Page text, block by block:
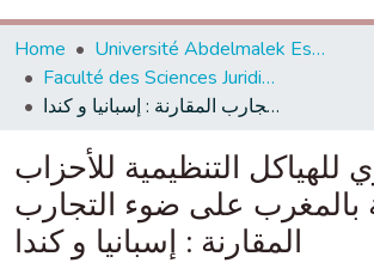
Home
Université Abdelmalek Essaadi - Tétouan
Faculté des Sciences Juridiques, Economiques et Sociales - Tanger
البعد الجهوي للهياكل التنظيمية للأحزاب السياسية بالمغرب على ضوء التجارب المقارنة : إسبانيا و كندا
للهياكل التنظيمية للأحزاب
بالمغرب على ضوء التجارب
المقارنة : إسبانيا و كندا